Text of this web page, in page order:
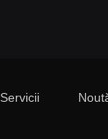
Servicii